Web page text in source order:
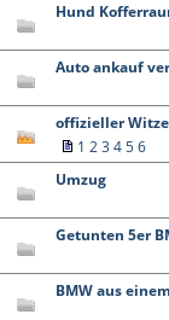
Hund
Auto ankauf
offizieller
1 23456
Umzug
Getunten 5er
BMW aus